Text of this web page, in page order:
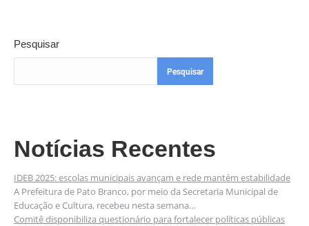
Pesquisar
Pesquisar
Notícias Recentes
IDEB 2025: escolas municipais avançam e rede mantém estabilidade
A Prefeitura de Pato Branco, por meio da Secretaria Municipal de
Educação e Cultura, recebeu nesta semana…
Comitê disponibiliza questionário para fortalecer políticas públicas